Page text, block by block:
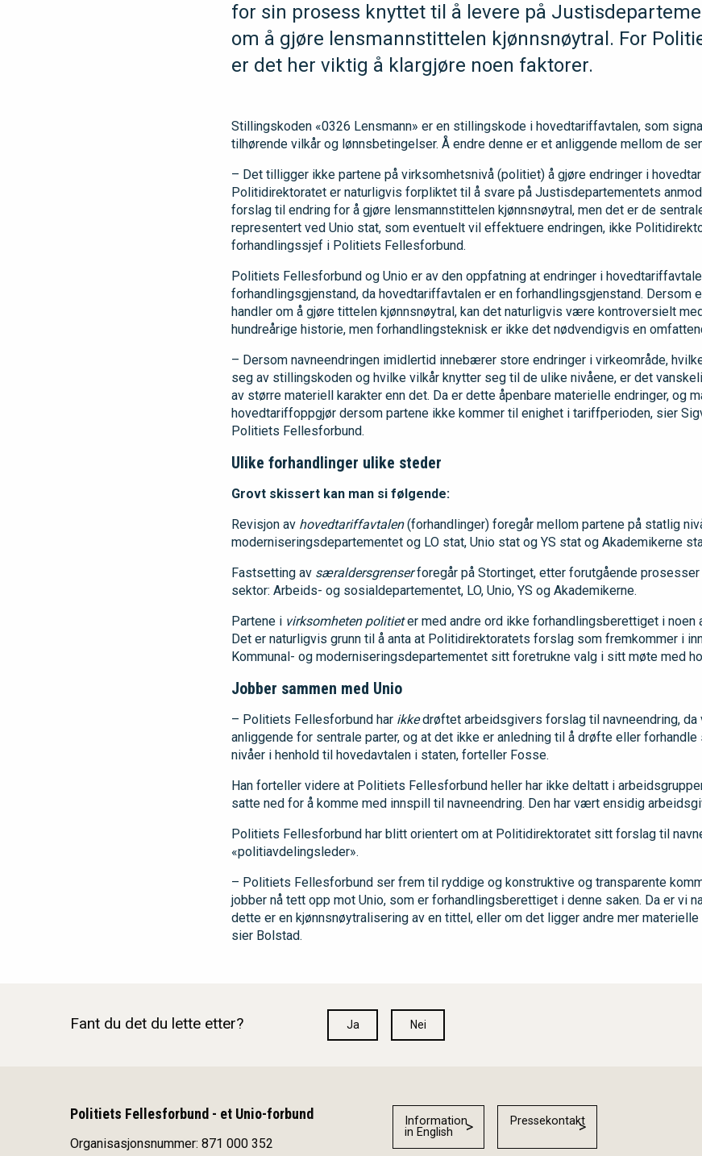
for sin prosess knyttet til å levere på
om å gjøre lensmannstittelen kjønnsnøytral. For
er det her viktig å klargjøre noen faktorer.
Stillingskoden «0326 Lensmann» er en stillingskode i hovedtariffavtalen, som
tilhørende vilkår og lønnsbetingelser. Å endre denne er et anliggende mellom de
– Det tilligger ikke partene på virksomhetsnivå (politiet) å gjøre endringer i
Politidirektoratet er naturligvis forpliktet til å svare på Justisdepartementets
forslag til endring for å gjøre lensmannstittelen kjønnsnøytral, men det er de
representert ved Unio stat, som eventuelt vil effektuere endringen, ikke
forhandlingssjef i Politiets Fellesforbund.
Politiets Fellesforbund og Unio er av den oppfatning at endringer i
forhandlingsgjenstand, da hovedtariffavtalen er en forhandlingsgjenstand. Dersom
handler om å gjøre tittelen kjønnsnøytral, kan det naturligvis være kontroversielt
hundreårige historie, men forhandlingsteknisk er ikke det nødvendigvis en
– Dersom navneendringen imidlertid innebærer store endringer i virkeområde,
seg av stillingskoden og hvilke vilkår knytter seg til de ulike nivåene, er det
av større materiell karakter enn det. Da er dette åpenbare materielle endringer, og
hovedtariffoppgjør dersom partene ikke kommer til enighet i tariffperioden, sier
Politiets Fellesforbund.
Ulike forhandlinger ulike steder
Grovt skissert kan man si følgende:
Revisjon av hovedtariffavtalen(forhandlinger) foregår mellom partene på statlig
moderniseringsdepartementet og LO stat, Unio stat og YS stat og Akademikerne
Fastsetting av særaldersgrenserforegår på Stortinget, etter forutgående
sektor: Arbeids- og sosialdepartementet, LO, Unio, YS og Akademikerne.
Partene i virksomheten politieter med andre ord ikke forhandlingsberettiget i noen
Det er naturligvis grunn til å anta at Politidirektoratets forslag som fremkommer i
Kommunal- og moderniseringsdepartementet sitt foretrukne valg i sitt møte med
Jobber sammen med Unio
– Politiets Fellesforbund har ikkedrøftet arbeidsgivers forslag til navneendring, da
anliggende for sentrale parter, og at det ikke er anledning til å drøfte eller
nivåer i henhold til hovedavtalen i staten, forteller Fosse.
Han forteller videre at Politiets Fellesforbund heller har ikke deltatt i
satte ned for å komme med innspill til navneendring. Den har vært ensidig
Politiets Fellesforbund har blitt orientert om at Politidirektoratet sitt forslag til
«politiavdelingsleder».
– Politiets Fellesforbund ser frem til ryddige og konstruktive og transparente
jobber nå tett opp mot Unio, som er forhandlingsberettiget i denne saken. Da er vi
dette er en kjønnsnøytralisering av en tittel, eller om det ligger andre mer
sier Bolstad.
Fant du det du lette etter? Ja Nei
Politiets Fellesforbund - et Unio-forbund
Organisasjonsnummer: 871 000 352
Information
in English
Pressekontakt